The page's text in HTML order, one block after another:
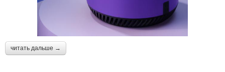
читать дальше →